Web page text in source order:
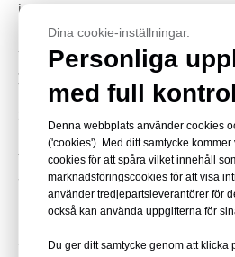
inomhusutrymmen där luftkvaliteten
För projekt som kräver efterlevnad
föreskrifter kan anpassade
Tekniska
Färgglad mjuk PVC-film finns i en
Tjocklek:Vanligtvis 0,3 mm – 1,5
tillgänglig)
Bredd:
Standardrullbredder eller
Ytbehandling:Glansig, matt,
Dina cookie-inställningar.
Personliga
med full
Denna webbplats använder cookies
('cookies'). Med ditt samtycke
cookies för att spåra vilket innehåll
marknadsföringscookies för att visa
använder tredjepartsleverantörer för
också kan använda uppgifterna för
Du ger ditt samtycke genom att klicka